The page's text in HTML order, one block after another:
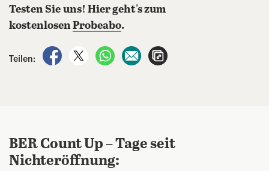
Testen Sie uns! Hier geht's zum
kostenlosenProbeabo.
Teilen:
auf Facebook teilen
auf X teilenper WhatsApp teilen
per E-Mail teilen
BER Count Up – Tage seit
Nichteröffnung: